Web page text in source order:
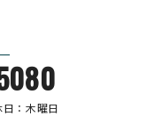
日：木曜日